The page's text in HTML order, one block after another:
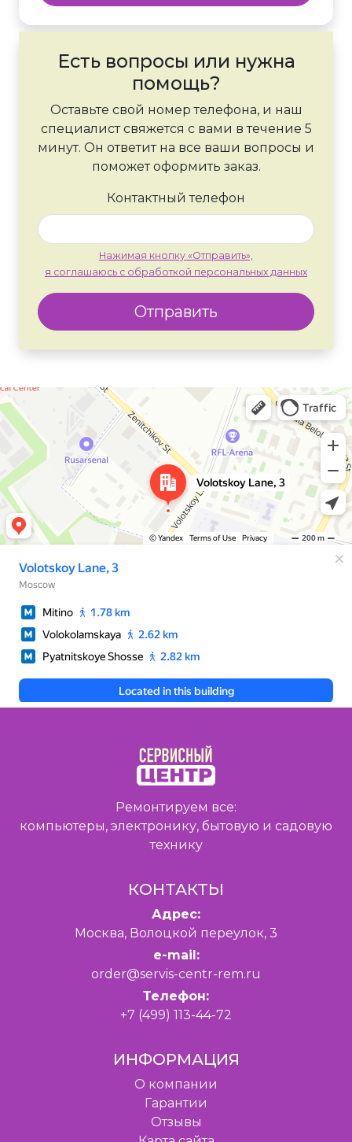
Есть вопросы или нужна
помощь?
Оставьте свой номер телефона, и наш
специалист свяжется с вами в течение 5
минут. Он ответит на все ваши вопросы и
поможет оформить заказ.
Контактный телефон
Нажимая кнопку «Отправить»,
я соглашаюсь с обработкой персональных данных
Отправить
Москва
Яндекс Карты — транспорт, навигация, поиск мест
Ремонтируем все:
компьютеры, электронику, бытовую и садовую
технику
КОНТАКТЫ
Адрес:
Москва, Волоцкой переулок, 3
e-mail:
order@servis-centr-rem.ru
Телефон:
+7 (499) 113-44-72
ИНФОРМАЦИЯ
O компании
Гарантии
Отзывы